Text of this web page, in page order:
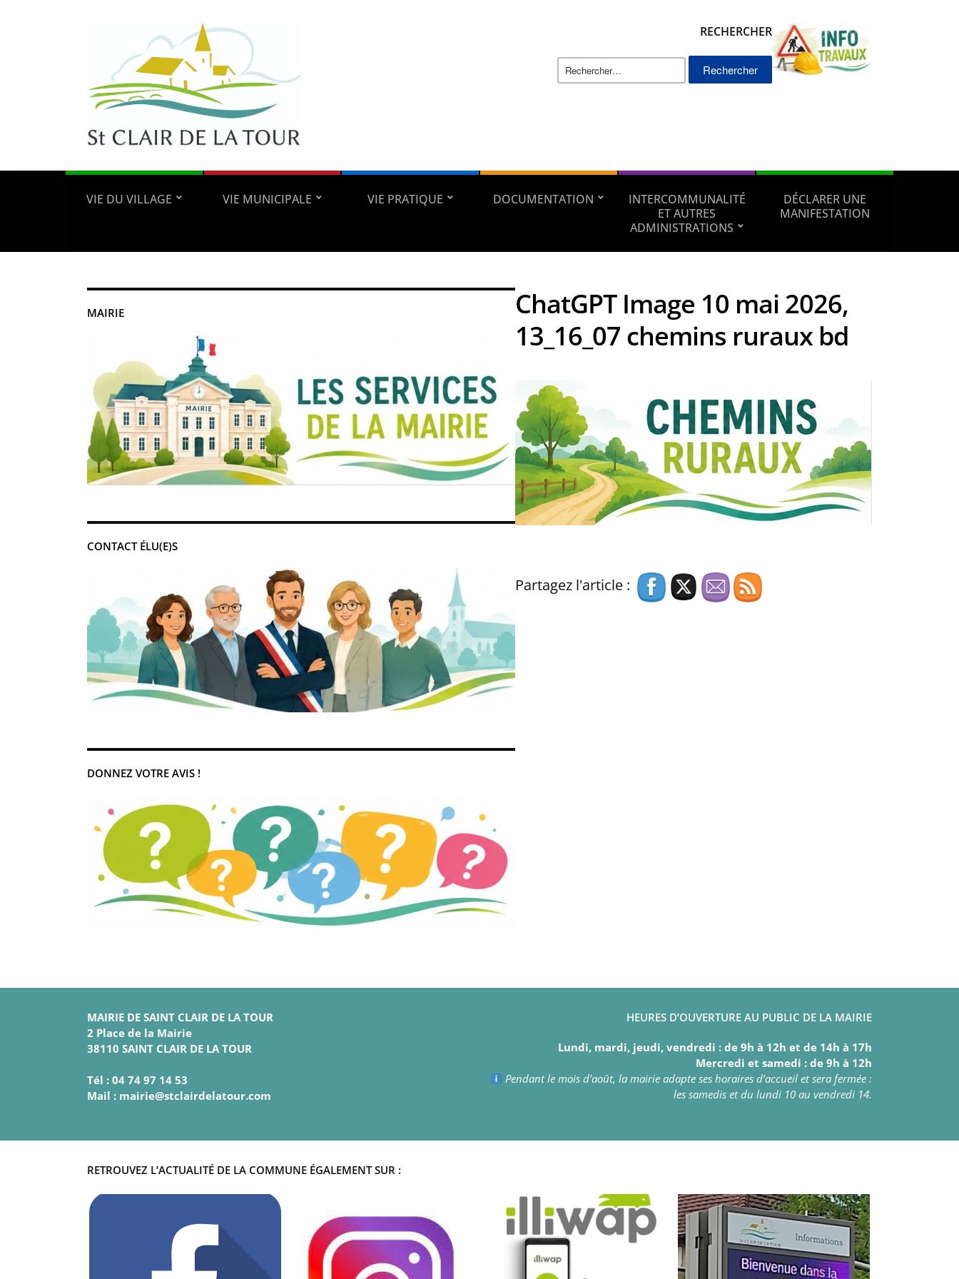
RECHERCHER
Rechercher :
VIE DU VILLAGE VIE MUNICIPALE VIE PRATIQUE DOCUMENTATION
INTERCOMMUNALITÉ
ET AUTRES
ADMINISTRATIONS
DÉCLARER UNE
MANIFESTATION
MAIRIE
CONTACT ÉLU(E)S
DONNEZ VOTRE AVIS !
ChatGPT Image 10 mai 2026,
13_16_07 chemins ruraux bd
Partagez l'article :
MAIRIE DE SAINT CLAIR DE LA TOUR
2 Place de la Mairie
38110 SAINT CLAIR DE LA TOUR
Tél : 04 74 97 14 53
Mail : mairie@stclairdelatour.com
HEURES D’OUVERTURE AU PUBLIC DE LA MAIRIE
Lundi, mardi, jeudi, vendredi : de 9h à 12h et de 14h à 17h
Mercredi et samedi : de 9h à 12h
Pendant le mois d’août, la mairie adapte ses horaires d’accueil et sera fermée :
les samedis et du lundi 10 au vendredi 14.
RETROUVEZ L’ACTUALITÉ DE LA COMMUNE ÉGALEMENT SUR :